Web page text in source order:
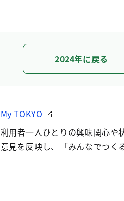
2024年に戻る
My TOKYO
利用者一人ひとりの興味関心や
意見を反映し、「みんなでつく